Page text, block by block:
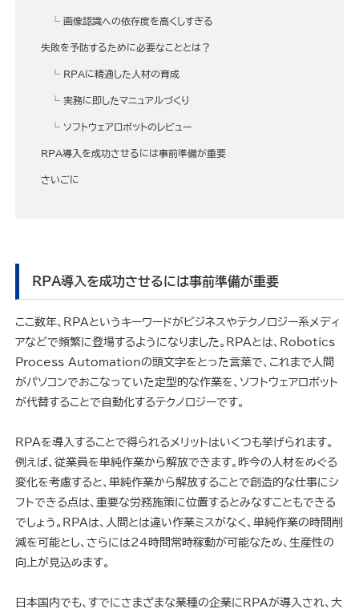
画像認識への依存度を高くしすぎる
失敗を予防するために必要なこととは？
RPAに精通した人材の育成
実務に即したマニュアルづくり
ソフトウェアロボットのレビュー
RPA導入を成功させるには事前準備が重要
さいごに
RPA導入を成功させるには事前準備が重要
ここ数年、RPAというキーワードがビジネスやテクノロジー系メディ
アなどで頻繁に登場するようになりました。RPAとは、Robotics
Process Automationの頭文字をとった言葉で、これまで人間
がパソコンでおこなっていた定型的な作業を、ソフトウェアロボット
が代替することで自動化するテクノロジーです。
RPAを導入することで得られるメリットはいくつも挙げられます。
例えば、従業員を単純作業から解放できます。昨今の人材をめぐる
変化を考慮すると、単純作業から解放することで創造的な仕事にシ
フトできる点は、重要な労務施策に位置するとみなすこともできる
でしょう。RPAは、人間とは違い作業ミスがなく、単純作業の時間削
減を可能とし、さらには24時間常時稼動が可能なため、生産性の
向上が見込めます。
日本国内でも、すでにさまざまな業種の企業にRPAが導入され、大